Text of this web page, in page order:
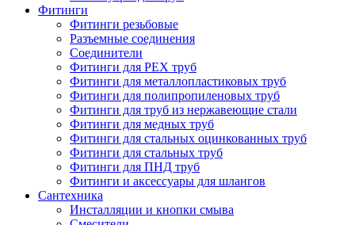
Фитинги
Фитинги резьбовые
Разъемные соединения
Соединители
Фитинги для PEX труб
Фитинги для металлопластиковых труб
Фитинги для полипропиленовых труб
Фитинги для труб из нержавеющие стали
Фитинги для медных труб
Фитинги для стальных оцинкованных труб
Фитинги для стальных труб
Фитинги для ПНД труб
Фитинги и аксессуары для шлангов
Сантехника
Инсталляции и кнопки смыва